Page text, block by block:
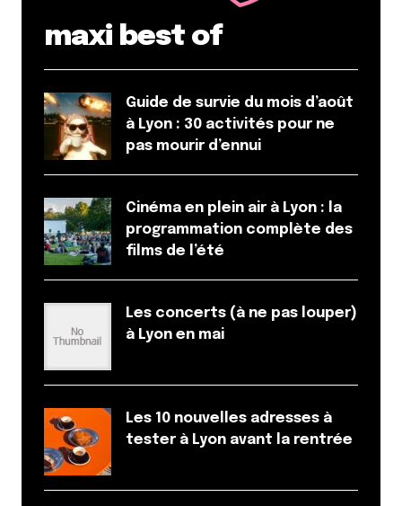
maxi best of
Guide de survie du mois d’août
à Lyon : 30 activités pour ne
pas mourir d’ennui
Cinéma en plein air à Lyon : la
programmation complète des
films de l’été
Les concerts (à ne pas louper)
à Lyon en mai
Les 10 nouvelles adresses à
tester à Lyon avant la rentrée